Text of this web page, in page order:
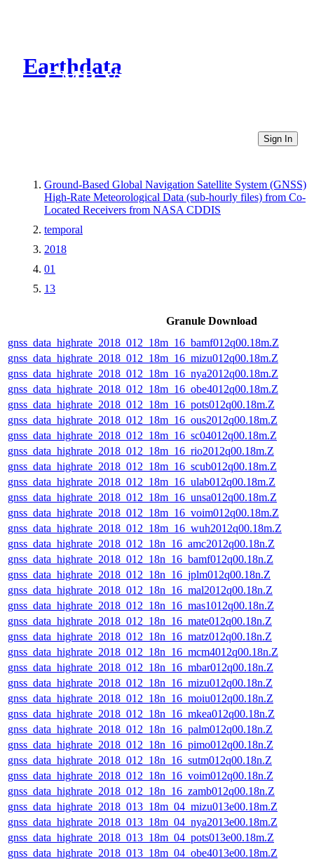
Earthdata
CMR Virtual Directories
Sign In
Ground-Based Global Navigation Satellite System (GNSS)
High-Rate Meteorological Data (sub-hourly files) from Co-
Located Receivers from NASA CDDIS
temporal
2018
01
13
Granule Download
gnss_data_highrate_2018_012_18m_16_bamf012q00.18m.Z
gnss_data_highrate_2018_012_18m_16_mizu012q00.18m.Z
gnss_data_highrate_2018_012_18m_16_nya2012q00.18m.Z
gnss_data_highrate_2018_012_18m_16_obe4012q00.18m.Z
gnss_data_highrate_2018_012_18m_16_pots012q00.18m.Z
gnss_data_highrate_2018_012_18m_16_ous2012q00.18m.Z
gnss_data_highrate_2018_012_18m_16_sc04012q00.18m.Z
gnss_data_highrate_2018_012_18m_16_rio2012q00.18m.Z
gnss_data_highrate_2018_012_18m_16_scub012q00.18m.Z
gnss_data_highrate_2018_012_18m_16_ulab012q00.18m.Z
gnss_data_highrate_2018_012_18m_16_unsa012q00.18m.Z
gnss_data_highrate_2018_012_18m_16_voim012q00.18m.Z
gnss_data_highrate_2018_012_18m_16_wuh2012q00.18m.Z
gnss_data_highrate_2018_012_18n_16_amc2012q00.18n.Z
gnss_data_highrate_2018_012_18n_16_bamf012q00.18n.Z
gnss_data_highrate_2018_012_18n_16_jplm012q00.18n.Z
gnss_data_highrate_2018_012_18n_16_mal2012q00.18n.Z
gnss_data_highrate_2018_012_18n_16_mas1012q00.18n.Z
gnss_data_highrate_2018_012_18n_16_mate012q00.18n.Z
gnss_data_highrate_2018_012_18n_16_matz012q00.18n.Z
gnss_data_highrate_2018_012_18n_16_mcm4012q00.18n.Z
gnss_data_highrate_2018_012_18n_16_mbar012q00.18n.Z
gnss_data_highrate_2018_012_18n_16_mizu012q00.18n.Z
gnss_data_highrate_2018_012_18n_16_moiu012q00.18n.Z
gnss_data_highrate_2018_012_18n_16_mkea012q00.18n.Z
gnss_data_highrate_2018_012_18n_16_palm012q00.18n.Z
gnss_data_highrate_2018_012_18n_16_pimo012q00.18n.Z
gnss_data_highrate_2018_012_18n_16_sutm012q00.18n.Z
gnss_data_highrate_2018_012_18n_16_voim012q00.18n.Z
gnss_data_highrate_2018_012_18n_16_zamb012q00.18n.Z
gnss_data_highrate_2018_013_18m_04_mizu013e00.18m.Z
gnss_data_highrate_2018_013_18m_04_nya2013e00.18m.Z
gnss_data_highrate_2018_013_18m_04_pots013e00.18m.Z
gnss_data_highrate_2018_013_18m_04_obe4013e00.18m.Z